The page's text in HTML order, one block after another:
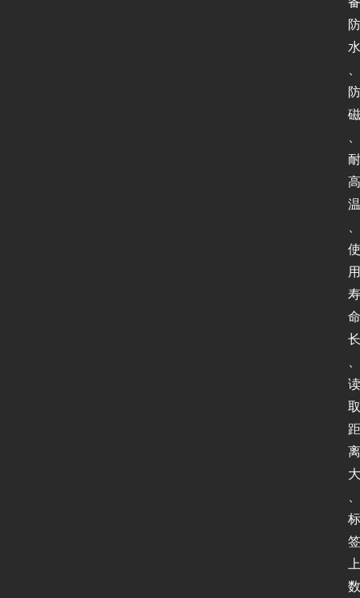
防
水
防
磁
耐
高
温
使
用
寿
命
长
读
取
距
离
大
标
签
上
数